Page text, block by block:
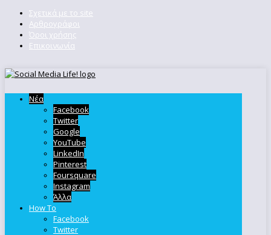
Σχετικά με το site
Αρθρογράφοι
Όροι χρήσης
Επικοινωνία
Νέα
Facebook
Twitter
Google
YouTube
LinkedIn
Pinterest
Foursquare
Instagram
Άλλα
How To
Facebook
Twitter